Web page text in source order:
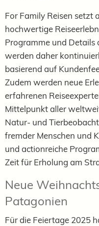
For Family Reisen setzt
hochwertige
Programme und Details
werden daher
basierend auf
Zudem werden neue
erfahrenen
Mittelpunkt aller
Natur- und
fremder Menschen und
und actionreiche
Zeit für Erholung am
Neue
Patagonien
Für die Feiertage 2025